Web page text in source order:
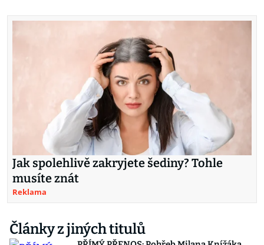
Jak spolehlivě zakryjete šediny? Tohle
musíte znát
Reklama
Články z jiných titulů